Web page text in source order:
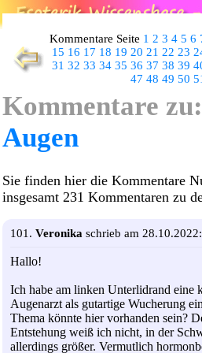
Kommentare Seite 1 2 3 4 5 6
15 16 17 18 19 20 21 22 23
31 32 33 34 35 36 37 38 39
47 48 49 50
Kommentare zu:
Augen
Sie finden hier die Kommentare
insgesamt 231 Kommentaren zu
101. Veronika schrieb am 28.10.2022:
Hallo!
Ich habe am linken Unterlidrand eine
Augenarzt als gutartige Wucherung
Thema könnte hier vorhanden sein?
Entstehung weiß ich nicht, in der
allerdings größer. Vermutlich